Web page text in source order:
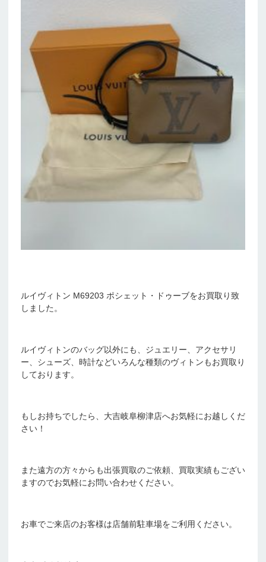
ルイヴィトン M69203 ポシェット・ドゥーブをお買取り致
しました。
ルイヴィトンのバッグ以外にも、ジュエリー、アクセサリ
ー、シューズ、時計などいろんな種類のヴィトンもお買取り
しております。
もしお持ちでしたら、大吉岐阜柳津店へお気軽にお越しくだ
さい！
また遠方の方々からも出張買取のご依頼、買取実績もござい
ますのでお気軽にお問い合わせください。
お車でご来店のお客様は店舗前駐車場をご利用ください。